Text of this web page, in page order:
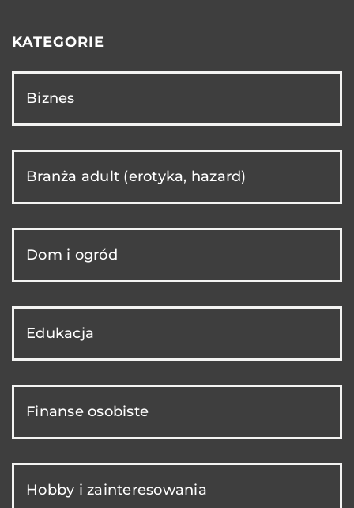
KATEGORIE
Biznes
Branża adult (erotyka, hazard)
Dom i ogród
Edukacja
Finanse osobiste
Hobby i zainteresowania